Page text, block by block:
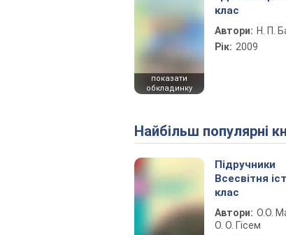
показати
обкладинку
клас
Автори: Н. П.
Рік: 2009
Найбільш популярні
Підручники
Всесвітня
клас
Автори: О.О.
О. О. Гісем